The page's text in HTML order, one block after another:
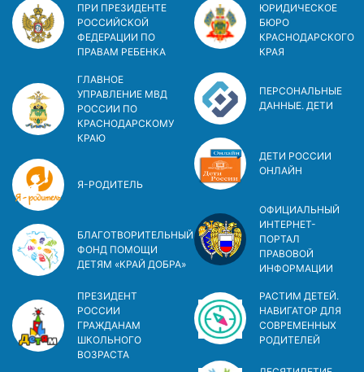
ПРИ ПРЕЗИДЕНТЕ
РОССИЙСКОЙ
ФЕДЕРАЦИИ ПО
ПРАВАМ РЕБЕНКА
ГЛАВНОЕ
УПРАВЛЕНИЕ МВД
РОССИИ ПО
КРАСНОДАРСКОМУ
КРАЮ
Я-РОДИТЕЛЬ
БЛАГОТВОРИТЕЛЬНЫЙ
ФОНД ПОМОЩИ
ДЕТЯМ «КРАЙ ДОБРА»
ПРЕЗИДЕНТ
РОССИИ
ГРАЖДАНАМ
ШКОЛЬНОГО
ВОЗРАСТА
ЮРИДИЧЕСКОЕ
БЮРО
КРАСНОДАРСКОГО
КРАЯ
ПЕРСОНАЛЬНЫЕ
ДАННЫЕ. ДЕТИ
ДЕТИ РОССИИ
ОНЛАЙН
ОФИЦИАЛЬНЫЙ
ИНТЕРНЕТ-
ПОРТАЛ
ПРАВОВОЙ
ИНФОРМАЦИИ
РАСТИМ ДЕТЕЙ.
НАВИГАТОР ДЛЯ
СОВРЕМЕННЫХ
РОДИТЕЛЕЙ